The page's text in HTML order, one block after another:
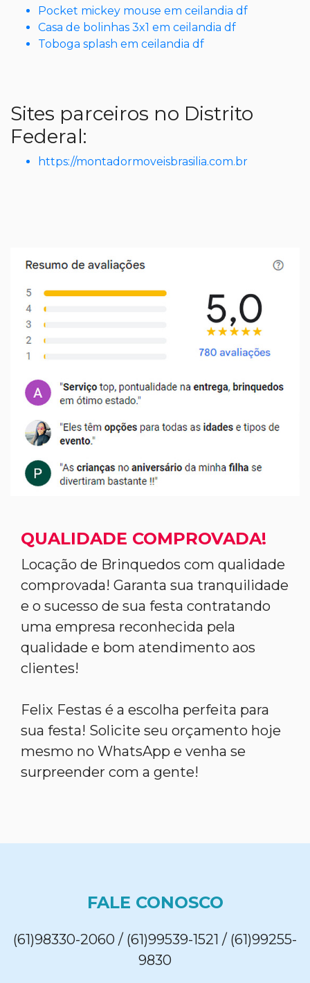
Pocket mickey mouse em ceilandia df
Casa de bolinhas 3x1 em ceilandia df
Toboga splash em ceilandia df
Sites parceiros no Distrito
Federal:
https://montadormoveisbrasilia.com.br
QUALIDADE COMPROVADA!
Locação de Brinquedos com qualidade
comprovada! Garanta sua tranquilidade
e o sucesso de sua festa contratando
uma empresa reconhecida pela
qualidade e bom atendimento aos
clientes!
Felix Festas é a escolha perfeita para
sua festa! Solicite seu orçamento hoje
mesmo no WhatsApp e venha se
surpreender com a gente!
FALE CONOSCO
(61)98330-2060 / (61)99539-1521 / (61)99255-
9830